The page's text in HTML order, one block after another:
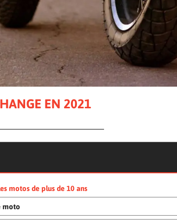
EN 2021
motos de plus de 10 ans
moto